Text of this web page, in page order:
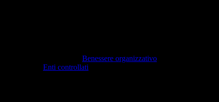
Benessere organizzativo
Enti controllati